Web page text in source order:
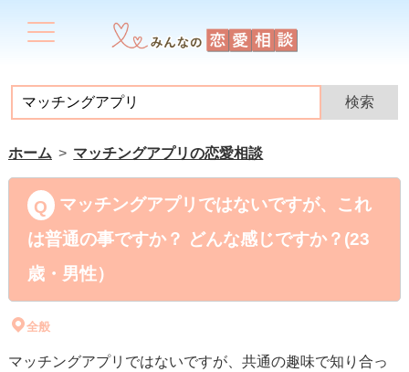
ホーム マッチングアプリの恋愛相談
マッチングアプリではないですが、これ
は普通の事ですか？ どんな感じですか？(23
歳・男性）
全般
マッチングアプリではないですが、共通の趣味で知り合っ